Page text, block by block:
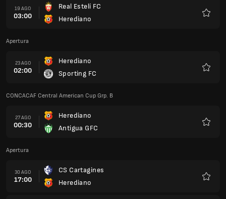
19 AGO
03:00
Real Estelí FC
Herediano
Apertura
23 AGO
02:00
Herediano
Sporting FC
CONCACAF Central American Cup Grp. B
27 AGO
00:30
Herediano
Antigua GFC
Apertura
30 AGO
17:00
CS Cartagines
Herediano